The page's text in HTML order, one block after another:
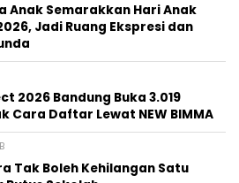
Anak Semarakkan Hari Anak
Jadi Ruang Ekspresi dan
2026 Bandung Buka 3.019
Cara Daftar Lewat NEW BIMMA
Tak Boleh Kehilangan Satu